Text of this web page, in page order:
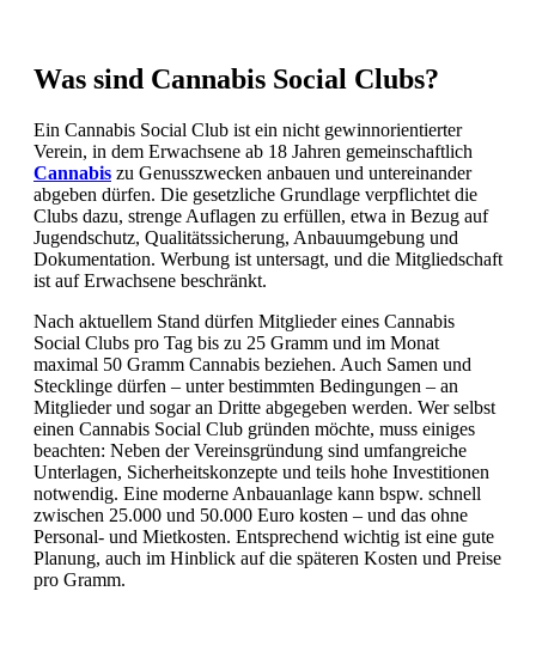
Was sind Cannabis Social Clubs?
Ein Cannabis Social Club ist ein nicht gewinnorientierter
Verein, in dem Erwachsene ab 18 Jahren gemeinschaftlich
Cannabis zu Genusszwecken anbauen und untereinander
abgeben dürfen. Die gesetzliche Grundlage verpflichtet die
Clubs dazu, strenge Auflagen zu erfüllen, etwa in Bezug auf
Jugendschutz, Qualitätssicherung, Anbauumgebung und
Dokumentation. Werbung ist untersagt, und die Mitgliedschaft
ist auf Erwachsene beschränkt.
Nach aktuellem Stand dürfen Mitglieder eines Cannabis
Social Clubs pro Tag bis zu 25 Gramm und im Monat
maximal 50 Gramm Cannabis beziehen. Auch Samen und
Stecklinge dürfen – unter bestimmten Bedingungen – an
Mitglieder und sogar an Dritte abgegeben werden. Wer selbst
einen Cannabis Social Club gründen möchte, muss einiges
beachten: Neben der Vereinsgründung sind umfangreiche
Unterlagen, Sicherheitskonzepte und teils hohe Investitionen
notwendig. Eine moderne Anbauanlage kann bspw. schnell
zwischen 25.000 und 50.000 Euro kosten – und das ohne
Personal- und Mietkosten. Entsprechend wichtig ist eine gute
Planung, auch im Hinblick auf die späteren Kosten und Preise
pro Gramm.